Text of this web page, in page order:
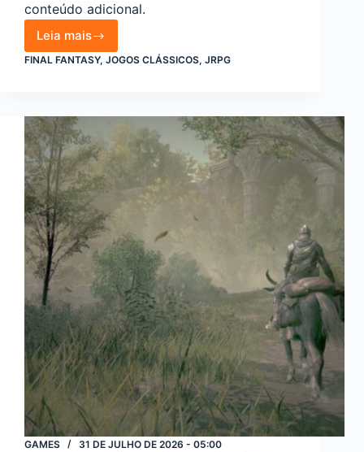
conteúdo adicional.
Leia mais
Dificuldades
para
Fantasy
7
atualmente
FINAL FANTASY, JOGOS CLÁSSICOS, JRPG
GAMES 31 DE JULHO DE 2026 - 05:00